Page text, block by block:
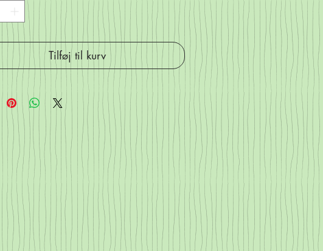
Tilføj til kurv